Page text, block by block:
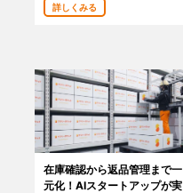
詳しくみる
在庫確認から返品管理まで一
元化！AIスタートアップが実